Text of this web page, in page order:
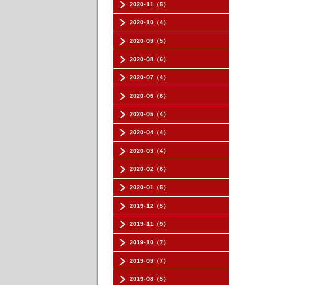
2020-11（5）
2020-10（4）
2020-09（5）
2020-08（6）
2020-07（4）
2020-06（6）
2020-05（4）
2020-04（4）
2020-03（4）
2020-02（6）
2020-01（5）
2019-12（5）
2019-11（9）
2019-10（7）
2019-09（7）
2019-08（5）